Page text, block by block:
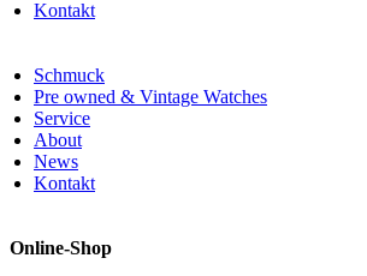
Kontakt
Schmuck
Pre owned & Vintage Watches
Service
About
News
Kontakt
Online-Shop